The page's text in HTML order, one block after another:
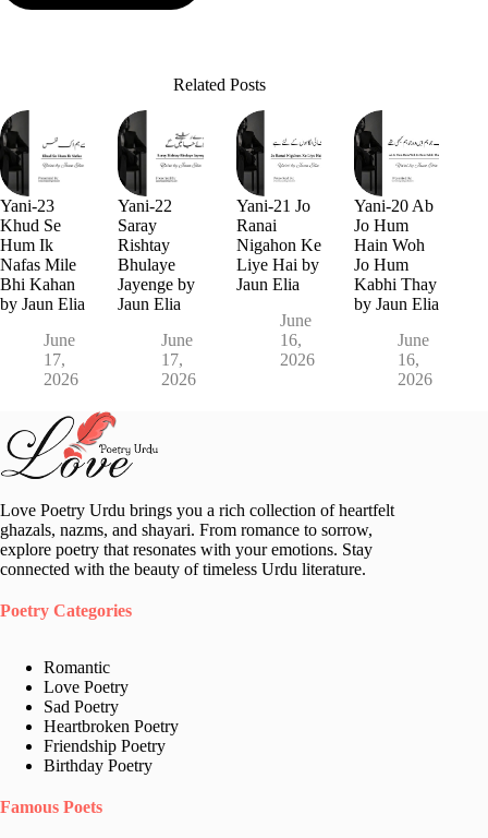
Related Posts
Yani-23
Khud Se
Hum Ik
Nafas Mile
Bhi Kahan
by Jaun Elia
June
17,
2026
Yani-22
Saray
Rishtay
Bhulaye
Jayenge by
Jaun Elia
June
17,
2026
Yani-21 Jo
Ranai
Nigahon Ke
Liye Hai by
Jaun Elia
June
16,
2026
Yani-20 Ab
Jo Hum
Hain Woh
Jo Hum
Kabhi Thay
by Jaun Elia
June
16,
2026
Love Poetry Urdu brings you a rich collection of heartfelt
ghazals, nazms, and shayari. From romance to sorrow,
explore poetry that resonates with your emotions. Stay
connected with the beauty of timeless Urdu literature.
Poetry Categories
Romantic
Love Poetry
Sad Poetry
Heartbroken Poetry
Friendship Poetry
Birthday Poetry
Famous Poets